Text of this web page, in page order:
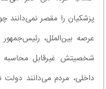
پزشکیان را مقصر
عرصه بین‌الملل، رئیس‌جمهور
شخصیتش غیرقابل
داخلی، مردم می‌دانند